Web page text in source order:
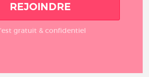
REJOINDRE
gratuit & confidentiel